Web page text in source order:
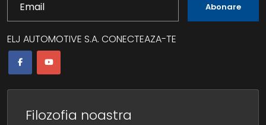
Abonare
ELJ AUTOMOTIVE S.A. CONECTEAZA-TE
Filozofia noastra